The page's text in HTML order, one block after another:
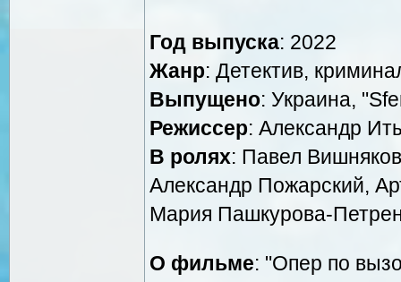
Год выпуска: 2022
Жанр: Детектив,
Выпущено: Украина,
Режиссер: Александр
В ролях: Павел
Александр Пожарский,
Мария Пашкурова-
О фильме: "Опер по